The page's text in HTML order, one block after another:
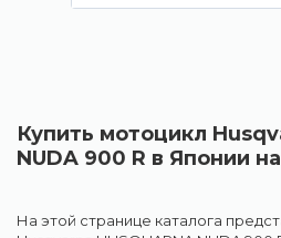
Купить мотоцикл
NUDA 900 R в Японии
На этой странице каталога